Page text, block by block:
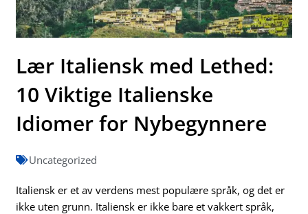
Lær Italiensk med Lethed:
10 Viktige Italienske
Idiomer for Nybegynnere
Uncategorized
Italiensk er et av verdens mest populære språk, og det er
ikke uten grunn. Italiensk er ikke bare et vakkert språk,